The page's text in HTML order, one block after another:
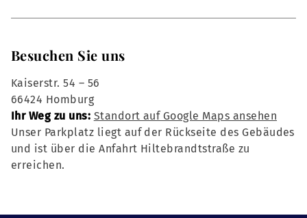
Besuchen Sie uns
Kaiserstr. 54 – 56
66424 Homburg
Ihr Weg zu uns: Standort auf Google Maps ansehen
Unser Parkplatz liegt auf der Rückseite des Gebäudes
und ist über die Anfahrt Hiltebrandtstraße zu
erreichen.